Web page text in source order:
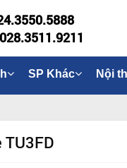
SP Khác Nội
TU3FD